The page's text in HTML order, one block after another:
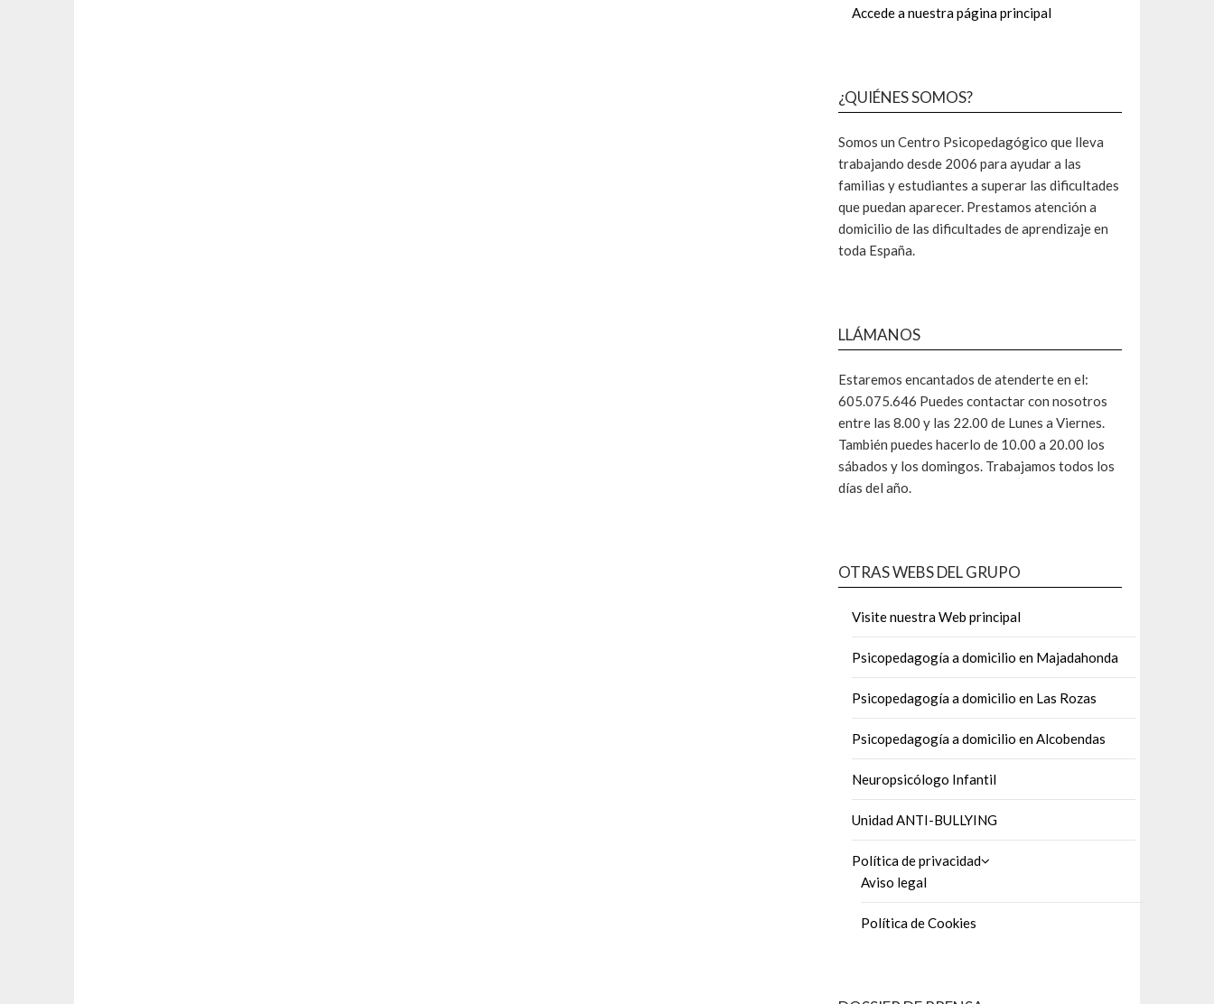
Accede a nuestra página principal
¿QUIÉNES SOMOS?
Somos un Centro Psicopedagógico que lleva
trabajando desde 2006 para ayudar a las
familias y estudiantes a superar las dificultades
que puedan aparecer. Prestamos atención a
domicilio de las dificultades de aprendizaje en
toda España.
LLÁMANOS
Estaremos encantados de atenderte en el:
605.075.646 Puedes contactar con nosotros
entre las 8.00 y las 22.00 de Lunes a Viernes.
También puedes hacerlo de 10.00 a 20.00 los
sábados y los domingos. Trabajamos todos los
días del año.
OTRAS WEBS DEL GRUPO
Visite nuestra Web principal
Psicopedagogía a domicilio en Majadahonda
Psicopedagogía a domicilio en Las Rozas
Psicopedagogía a domicilio en Alcobendas
Neuropsicólogo Infantil
Unidad ANTI-BULLYING
Política de privacidad
Aviso legal
Política de Cookies